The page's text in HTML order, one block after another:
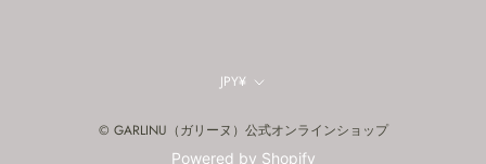
通
JPY¥
© GARLINU（ガリーヌ）公式オンラインショップ
Powered by Shopify